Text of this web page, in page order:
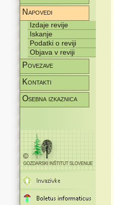
Napovedi
Izdaje revije
Iskanje
Podatki o reviji
Objava v reviji
Povezave
Kontakti
Osebna izkaznica